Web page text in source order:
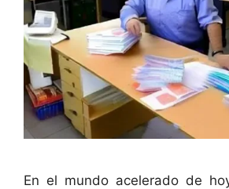
En el mundo acelerado de